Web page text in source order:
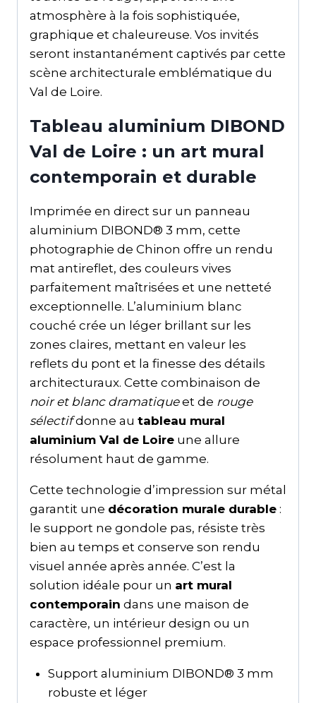
atmosphère à la fois sophistiquée,
graphique et chaleureuse. Vos invités
seront instantanément captivés par cette
scène architecturale emblématique du
Val de Loire.
Tableau aluminium DIBOND
Val de Loire : un art mural
contemporain et durable
Imprimée en direct sur un panneau
aluminium DIBOND® 3 mm, cette
photographie de Chinon offre un rendu
mat antireflet, des couleurs vives
parfaitement maîtrisées et une netteté
exceptionnelle. L’aluminium blanc
couché crée un léger brillant sur les
zones claires, mettant en valeur les
reflets du pont et la finesse des détails
architecturaux. Cette combinaison de
noir et blanc dramatiqueet de rouge
sélectifdonne au tableau mural
aluminium Val de Loire une allure
résolument haut de gamme.
Cette technologie d’impression sur métal
garantit une décoration murale durable :
le support ne gondole pas, résiste très
bien au temps et conserve son rendu
visuel année après année. C’est la
solution idéale pour un art mural
contemporain dans une maison de
caractère, un intérieur design ou un
espace professionnel premium.
Support aluminium DIBOND® 3 mm
robuste et léger